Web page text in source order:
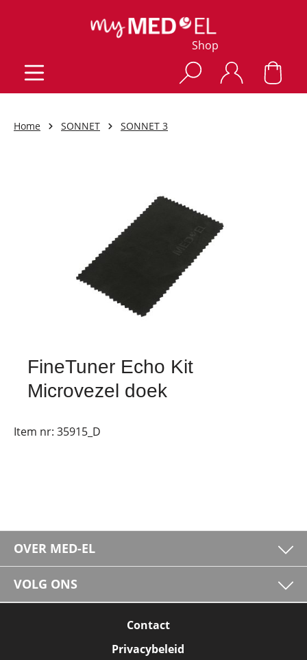
Shop
Home SONNET SONNET 3
FineTuner Echo Kit
Microvezel doek
Item nr: 35915_D
OVER MED-EL
VOLG ONS
Contact
Privacybeleid